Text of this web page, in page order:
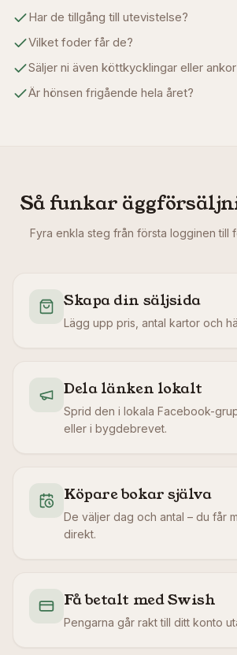
Har de tillgång till utevistelse?
Vilket foder får de?
Säljer ni även köttkycklingar eller
Är hönsen frigående hela året?
Så funkar
Fyra enkla steg från första logginen till
Skapa din säljsida
Lägg upp pris, antal kartor och
Dela länken lokalt
Sprid den i lokala Facebook-
eller i bygdebrevet.
Köpare bokar själva
De väljer dag och antal – du får
direkt.
Få betalt med Swish
Pengarna går rakt till ditt konto